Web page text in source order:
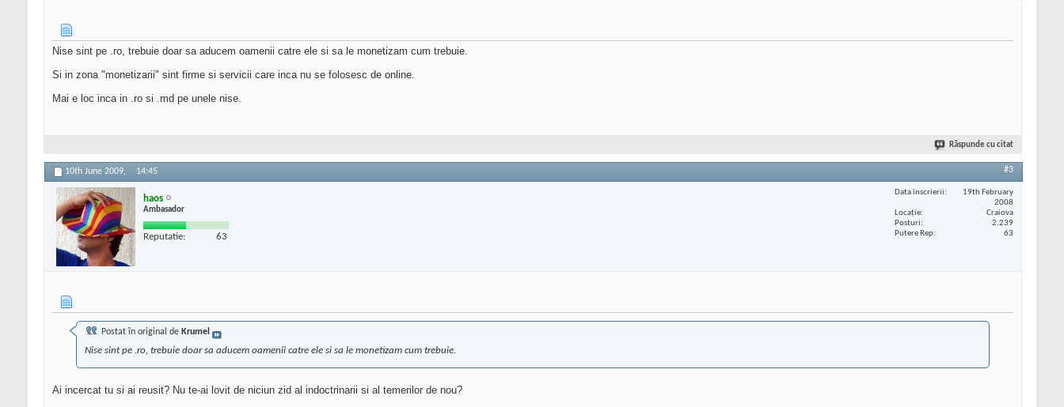
Nise sint pe .ro, trebuie doar sa aducem oamenii catre ele si sa le monetizam cum trebuie.
Si in zona "monetizarii" sint firme si servicii care inca nu se folosesc de online.
Mai e loc inca in .ro si .md pe unele nise.
Răspunde cu citat
10th June 2009, 14:45 #3
haos
Ambasador
Reputatie: 63
Data înscrierii
19th February
2008
Locaţie
Craiova
Posturi
2.239
Putere Rep
63
Postat în original de Krumel
Nise sint pe .ro, trebuie doar sa aducem oamenii catre ele si sa le monetizam cum trebuie.
Ai incercat tu si ai reusit? Nu te-ai lovit de niciun zid al indoctrinarii si al temerilor de nou?